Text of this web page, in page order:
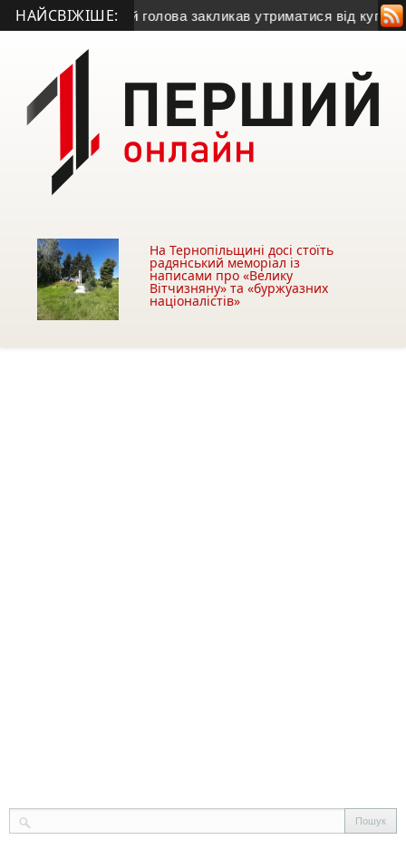
НАЙСВІЖІШЕ:
газу • Міський голова закликав утриматися від купівлі
На Тернопільщині досі стоїть
радянський меморіал із
написами про «Велику
Вітчизняну» та «буржуазних
націоналістів»